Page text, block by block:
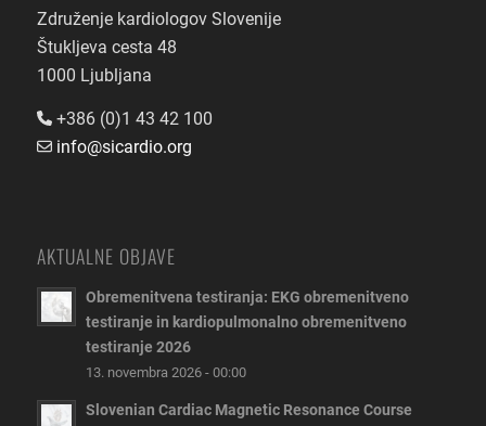
Združenje kardiologov Slovenije
Štukljeva cesta 48
1000 Ljubljana
+386 (0)1 43 42 100
info@sicardio.org
AKTUALNE OBJAVE
Obremenitvena testiranja: EKG obremenitveno
testiranje in kardiopulmonalno obremenitveno
testiranje 2026
13. novembra 2026 - 00:00
Slovenian Cardiac Magnetic Resonance Course